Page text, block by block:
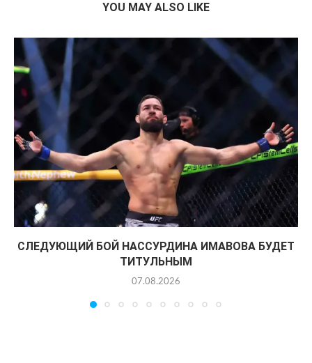
YOU MAY ALSO LIKE
СЛЕДУЮЩИЙ БОЙ НАССУРДИНА ИМАВОВА БУДЕТ
ТИТУЛЬНЫМ
07.08.2026